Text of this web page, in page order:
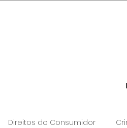
Direitos do Consumidor